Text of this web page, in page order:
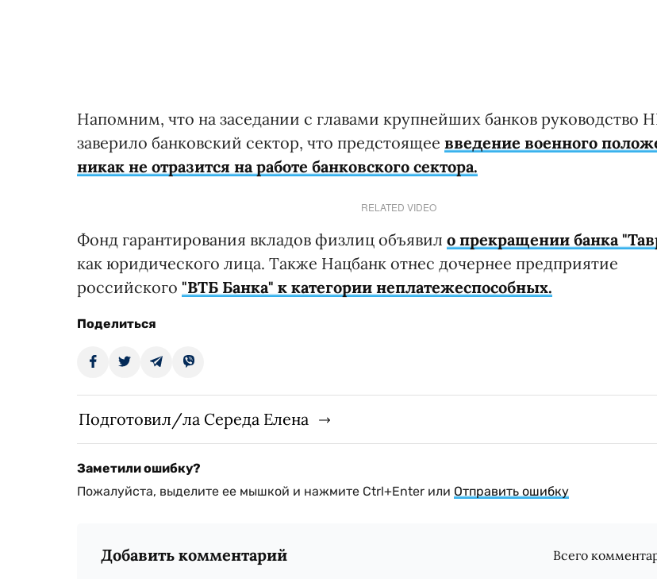
Напомним, что на заседании с главами крупнейших банков руководство
заверило банковский сектор, что предстоящее введение военного
никак не отразится на работе банковского сектора.
RELATED VIDEO
Фонд гарантирования вкладов физлиц объявил о прекращении банка
как юридического лица. Также Нацбанк отнес дочернее предприятие
российского "ВТБ Банка" к категории неплатежеспособных.
Поделиться
Подготовил/ла Середа Елена
Заметили ошибку?
Пожалуйста, выделите ее мышкой и нажмите Ctrl+Enter или Отправить ошибку
Добавить комментарий Всего